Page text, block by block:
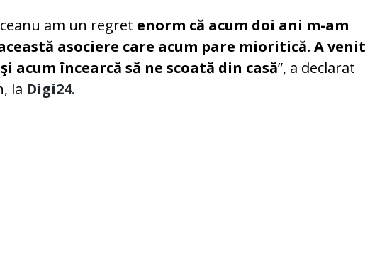
am un regret enorm că acum doi ani m-am
asociere care acum pare mioritică. A venit
acum încearcă să ne scoată din casă”, a declarat
la Digi24.